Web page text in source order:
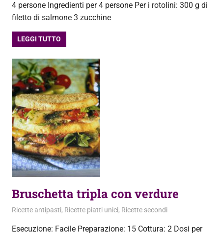
4 persone Ingredienti per 4 persone Per i rotolini: 300 g di
filetto di salmone 3 zucchine
LEGGI TUTTO
Bruschetta tripla con verdure
28 Aprile 2013
admin
Ricette antipasti, Ricette piatti unici, Ricette secondi
Esecuzione: Facile Preparazione: 15 Cottura: 2 Dosi per